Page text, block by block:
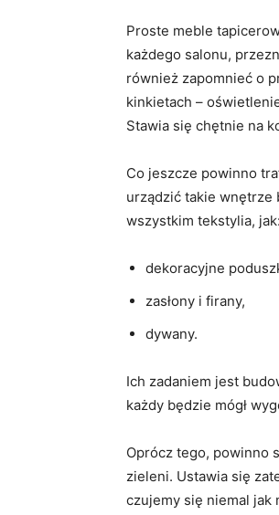
Proste meble
każdego salonu,
również zapomnieć o
kinkietach –
Stawia się chętnie na
Co jeszcze powinno
urządzić takie wnętrze
wszystkim tekstylia, jak:
dekoracyjne
zasłony i firany,
dywany.
Ich zadaniem jest
każdy będzie mógł
Oprócz tego, powinno
zieleni. Ustawia się
czujemy się niemal jak